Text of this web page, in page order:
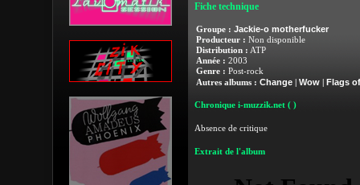
Fiche technique
Groupe : Jackie-o motherfucker
Producteur : Non disponible
Distribution : ATP
Année : 2003
Genre : Post-rock
Autres albums : Change| Wow| Flags
Chronique i-muzzik.net ( )
Absence de critique
Extrait de l'album